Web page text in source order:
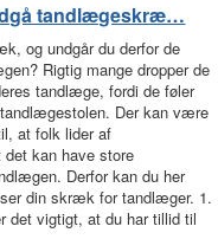
tandlægeskræ…
og undgår du derfor de
Rigtig mange dropper de
tandlæge, fordi de føler
Der kan være
at folk lider af
kan have store
Derfor kan du her
din skræk for tandlæger. 1.
det vigtigt, at du har tillid til